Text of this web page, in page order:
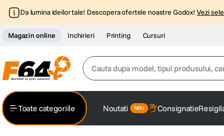
Da lumina ideilor tale! Descopera ofertele noastre Godox! Vezi
Magazin online Inchirieri Printing Cursuri
Cauta dupa model, tipul produsului,
Toate categoriile Noutati Consignatie